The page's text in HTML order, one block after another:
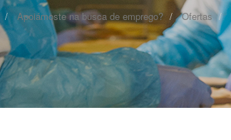
Apoiámoste na busca de emprego? Ofertas